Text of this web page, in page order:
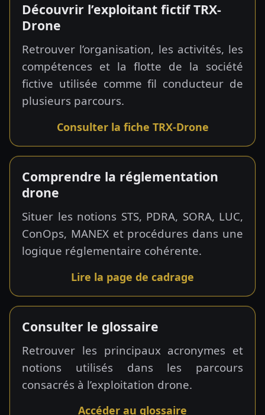
Découvrir l’exploitant fictif TRX-
Drone
Retrouver l’organisation, les activités, les
compétences et la flotte de la société
fictive utilisée comme fil conducteur de
plusieurs parcours.
Consulter la fiche TRX-Drone
Comprendre la réglementation
drone
Situer les notions STS, PDRA, SORA, LUC,
ConOps, MANEX et procédures dans une
logique réglementaire cohérente.
Lire la page de cadrage
Consulter le glossaire
Retrouver les principaux acronymes et
notions utilisés dans les parcours
consacrés à l’exploitation drone.
Accéder au glossaire